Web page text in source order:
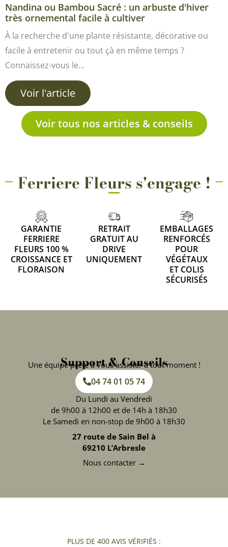
Nandina ou Bambou Sacré : un arbuste d'hiver
très ornemental facile à cultiver
À la recherche d'une plante résistante, décorative ou
facile à entretenir ou tout çà en même temps ?
Connaissez-vous le…
Voir l'article
Voir tous nos articles & conseils
Ferriere Fleurs s'engage !
GARANTIE
FERRIERE
FLEURS 100 %
CROISSANCE ET
FLORAISON
RETRAIT
GRATUIT AU
DRIVE
UNIQUEMENT
EMBALLAGES
RENFORCÉS
POUR
VÉGÉTAUX
ET COLIS
SÉCURISÉS
Support & Conseils
Une équipe prête à vous assister à tout moment !
04 74 01 05 74
Du Lundi au Vendredi
de 9h00 à 12h00 et de 14h à 18h30
Le Samedi en non-stop de 9h00 à 18h30
27 route de Sain Bel à
69210 L’Arbresle
Nous contacter →
PLUS DE 400 AVIS VÉRIFIÉS :